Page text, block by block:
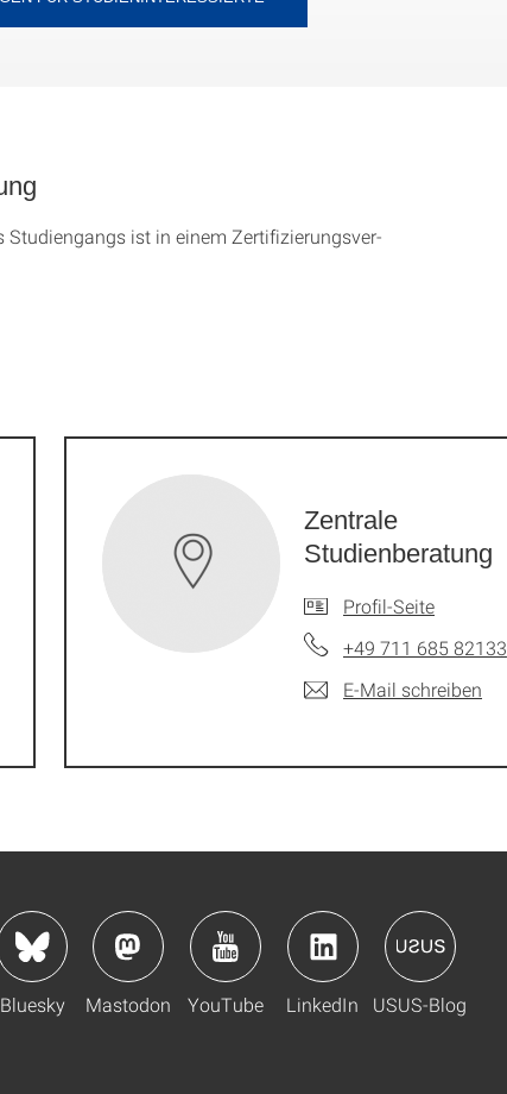
Studien­gangs ist in einem Zer­ti­fizier­ungs­ver­
Zentrale
Studienberatung
Profil-Seite
+49 711 685 82133
E-Mail schreiben
Bluesky Mastodon YouTube LinkedIn USUS-Blog